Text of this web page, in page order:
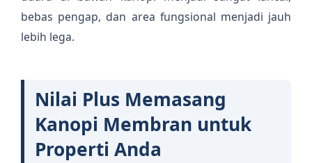
bebas pengap, dan area fungsional menjadi jauh
lebih lega.
Nilai Plus Memasang
Kanopi Membran untuk
Properti Anda